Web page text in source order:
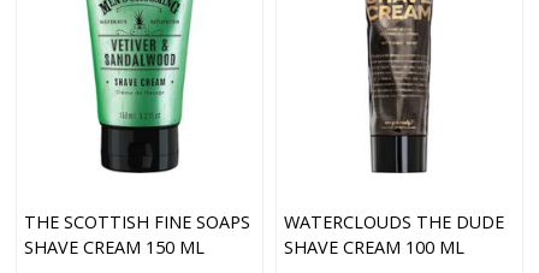
THE SCOTTISH FINE SOAPS
SHAVE CREAM 150 ML
WATERCLOUDS THE DUDE
SHAVE CREAM 100 ML